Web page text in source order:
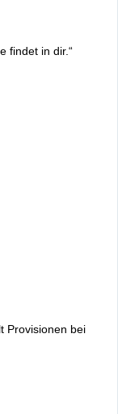
findet in dir.“
Provisionen bei